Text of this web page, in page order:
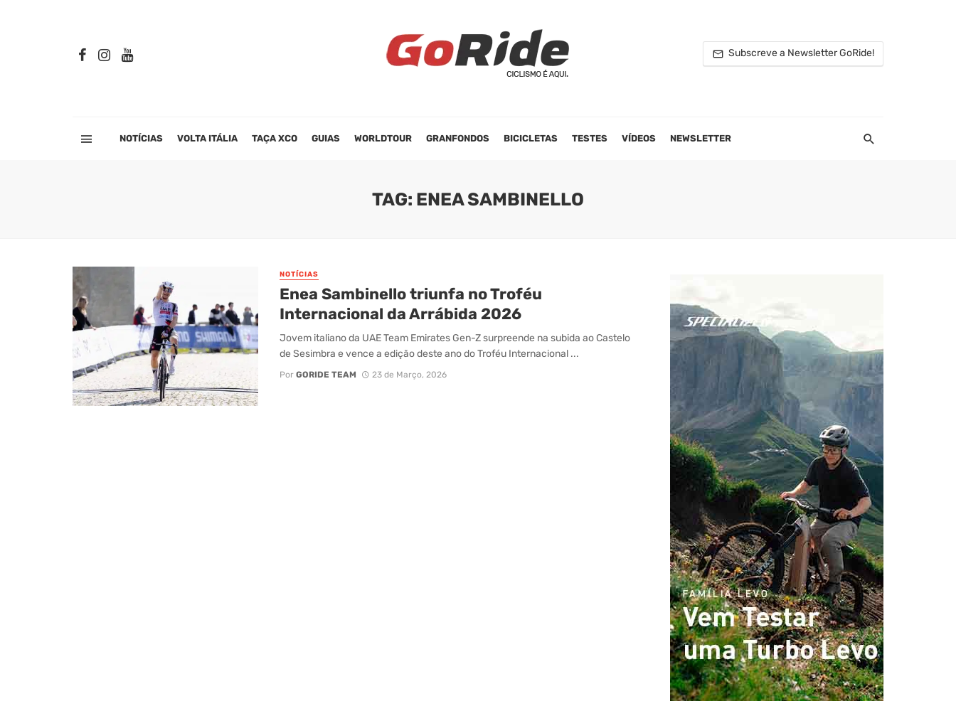
Subscreve a Newsletter GoRide!
NOTÍCIAS VOLTA ITÁLIA TAÇA XCO GUIAS WORLDTOUR GRANFONDOS BICICLETAS TESTES VÍDEOS NEWSLETTER
TAG: ENEA SAMBINELLO
NOTÍCIAS
Enea Sambinello triunfa no Troféu
Internacional da Arrábida 2026
Jovem italiano da UAE Team Emirates Gen-Z surpreende na subida ao Castelo
de Sesimbra e vence a edição deste ano do Troféu Internacional ...
Por GORIDE TEAM 23 de Março, 2026